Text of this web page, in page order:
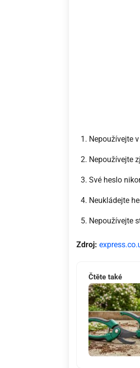
Nepoužívejte
Nepoužívejte
Své heslo
Neukládejte
Nepoužívejte
Zdroj:
Čtěte také